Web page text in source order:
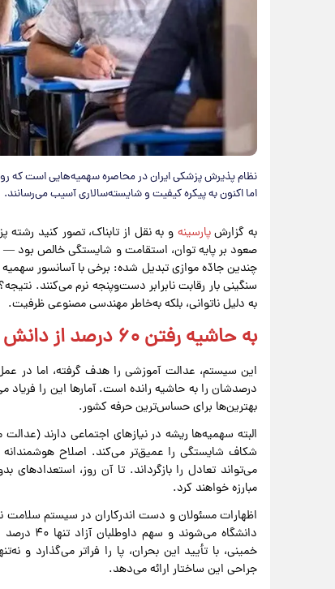
نظام پذیرش پزشکی ایران در محاصره سهمیه‌هایی است که
اما اکنون به پیکره کیفیت و شایسته‌سالاری آسیب می‌رسانند.
به گزارشپارسینه و به نقل از تابناک، تصور کنید
چندین جادّه موازی تبدیل شده: برخی با آسانسور
سنگینی بار رقابت نابرابر دست‌وپنجه نرم می‌کنند.
به دلیل ناتوانی، بلکه به‌خاطر مهندسی مصنوعی ظرفیت.
به حاشیه رفتن ۶۰ درصد از دانش آموزان مستعد
این سیستم، عدالت آموزشی را هدف گرفته، اما در
بهترین‌ها برای حساس‌ترین حرفه کشور.
شکاف شایستگی را عمیق‌تر می‌کند. اصلاح
می‌تواند تعادل را بازگرداند. تا آن روز،
مبارزه خواهند کرد.
دانشگاه
خمینی، با تأیید این بحران، پا را فراتر می‌گذارد و
جراحی این ساختار ارائه می‌دهد.